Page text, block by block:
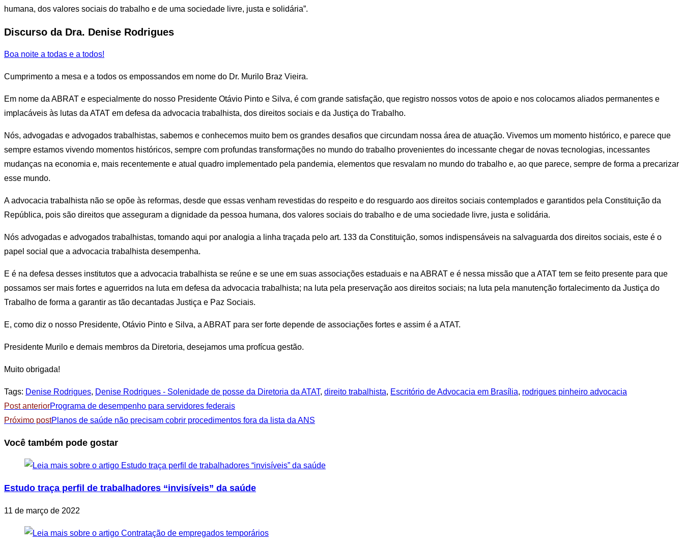
humana, dos valores sociais do trabalho e de uma sociedade livre, justa e solidária”.
Discurso da Dra. Denise Rodrigues
Boa noite a todas e a todos!
Cumprimento a mesa e a todos os empossandos em nome do Dr. Murilo Braz Vieira.
Em nome da ABRAT e especialmente do nosso Presidente Otávio Pinto e Silva, é com grande satisfação, que registro nossos votos de apoio e nos colocamos aliados permanentes e
implacáveis às lutas da ATAT em defesa da advocacia trabalhista, dos direitos sociais e da Justiça do Trabalho.
Nós, advogadas e advogados trabalhistas, sabemos e conhecemos muito bem os grandes desafios que circundam nossa área de atuação. Vivemos um momento histórico, e parece que
sempre estamos vivendo momentos históricos, sempre com profundas transformações no mundo do trabalho provenientes do incessante chegar de novas tecnologias, incessantes
mudanças na economia e, mais recentemente e atual quadro implementado pela pandemia, elementos que resvalam no mundo do trabalho e, ao que parece, sempre de forma a precarizar
esse mundo.
A advocacia trabalhista não se opõe às reformas, desde que essas venham revestidas do respeito e do resguardo aos direitos sociais contemplados e garantidos pela Constituição da
República, pois são direitos que asseguram a dignidade da pessoa humana, dos valores sociais do trabalho e de uma sociedade livre, justa e solidária.
Nós advogadas e advogados trabalhistas, tomando aqui por analogia a linha traçada pelo art. 133 da Constituição, somos indispensáveis na salvaguarda dos direitos sociais, este é o
papel social que a advocacia trabalhista desempenha.
E é na defesa desses institutos que a advocacia trabalhista se reúne e se une em suas associações estaduais e na ABRAT e é nessa missão que a ATAT tem se feito presente para que
possamos ser mais fortes e aguerridos na luta em defesa da advocacia trabalhista; na luta pela preservação aos direitos sociais; na luta pela manutenção fortalecimento da Justiça do
Trabalho de forma a garantir as tão decantadas Justiça e Paz Sociais.
E, como diz o nosso Presidente, Otávio Pinto e Silva, a ABRAT para ser forte depende de associações fortes e assim é a ATAT.
Presidente Murilo e demais membros da Diretoria, desejamos uma profícua gestão.
Muito obrigada!
Tags: Denise Rodrigues, Denise Rodrigues - Solenidade de posse da Diretoria da ATAT, direito trabalhista, Escritório de Advocacia em Brasília, rodrigues pinheiro advocacia
Leia
mais
Post anteriorPrograma de desempenho para servidores federais
Próximo postPlanos de saúde não precisam cobrir procedimentos fora da lista da ANS
Você também pode gostar
Estudo traça perfil de trabalhadores “invisíveis” da saúde
11 de março de 2022